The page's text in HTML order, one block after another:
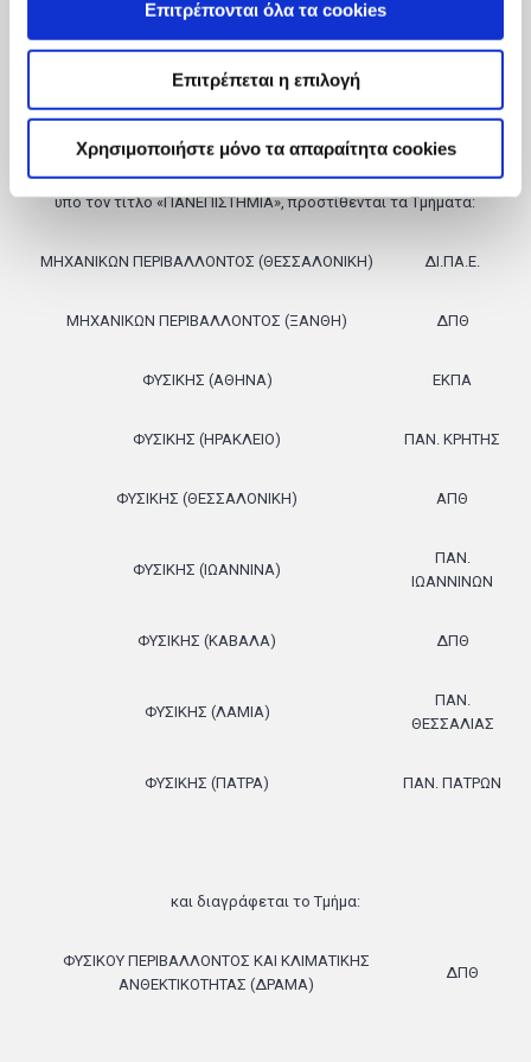
Επιτρέπονται όλα τα cookies
Επιτρέπεται η επιλογή
Χρησιμοποιήστε μόνο τα απαραίτητα cookies
ΣΧΟΛΗ ΜΟΝΙΜΩΝ ΥΠΑΞΙΩΜΑΤΙΚΩΝ (ΣΜΥ) ΤΜΗΜΑ
ΤΕΧΝΟΛΟΓΙΑΣ - ΚΑΤΕΥΘΥΝΣΗ ΣΩΜΑΤΩΝ
υπό τον τίτλο «ΠΑΝΕΠΙΣΤΗΜΙΑ», προστίθενται τα Τμήματα:
ΜΗΧΑΝΙΚΩΝ ΠΕΡΙΒΑΛΛΟΝΤΟΣ (ΘΕΣΣΑΛΟΝΙΚΗ) ΔΙ.ΠΑ.Ε.
ΜΗΧΑΝΙΚΩΝ ΠΕΡΙΒΑΛΛΟΝΤΟΣ (ΞΑΝΘΗ) ΔΠΘ
ΦΥΣΙΚΗΣ (ΑΘΗΝΑ) ΕΚΠΑ
ΦΥΣΙΚΗΣ (ΗΡΑΚΛΕΙΟ) ΠΑΝ. ΚΡΗΤΗΣ
ΦΥΣΙΚΗΣ (ΘΕΣΣΑΛΟΝΙΚΗ) ΑΠΘ
ΦΥΣΙΚΗΣ (ΙΩΑΝΝΙΝΑ)
ΠΑΝ.
ΙΩΑΝΝΙΝΩΝ
ΦΥΣΙΚΗΣ (ΚΑΒΑΛΑ) ΔΠΘ
ΦΥΣΙΚΗΣ (ΛΑΜΙΑ)
ΠΑΝ.
ΘΕΣΣΑΛΙΑΣ
ΦΥΣΙΚΗΣ (ΠΑΤΡΑ) ΠΑΝ. ΠΑΤΡΩΝ
και διαγράφεται το Τμήμα:
ΦΥΣΙΚΟΥ ΠΕΡΙΒΑΛΛΟΝΤΟΣ ΚΑΙ ΚΛΙΜΑΤΙΚΗΣ
ΑΝΘΕΚΤΙΚΟΤΗΤΑΣ (ΔΡΑΜΑ)
ΔΠΘ